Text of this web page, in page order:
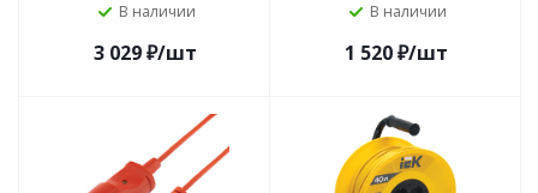
В наличии
3 029₽/шт
В наличии
1 520₽/шт